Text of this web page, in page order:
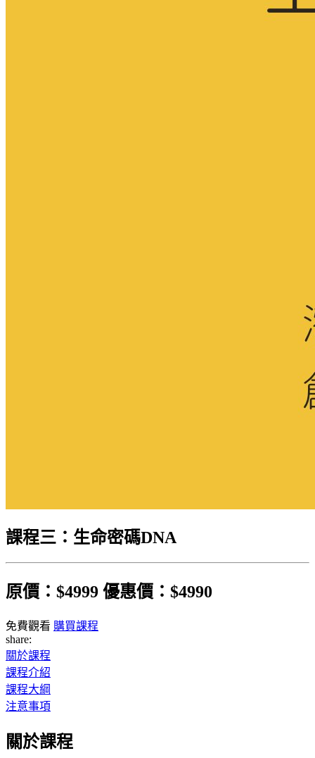
課程三：生命密碼DNA
原價：$4999 優惠價：$4990
免費觀看 購買課程
share:
關於課程
課程介紹
課程大綱
注意事項
關於課程